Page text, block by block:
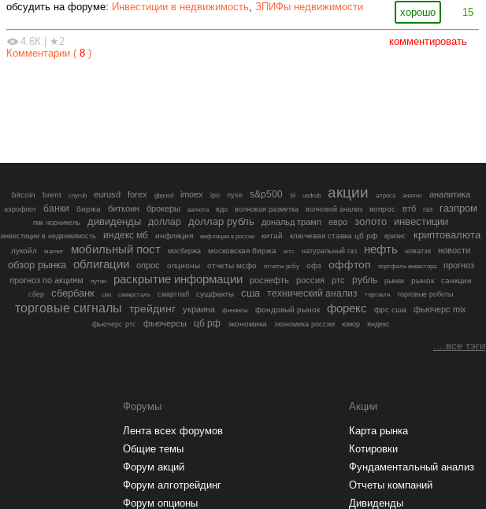
хорошо 15
обсудить на форуме: Инвестиции в недвижимость, ЗПИФы недвижимости
комментировать
4.6К
★2
Комментарии ( 8 )
bitcoin brent cnyrub eurusd forex gbpusd imoex ipo nyse s&p500 si usdrub акции алроса анализ аналитика
аэрофлот банки биржа биткоин брокеры валюта вдо волновая разметка волновой анализ вопрос втб газ газпром
гмк норникель дивиденды доллар доллар рубль дональд трамп евро золото инвестиции
инвестиции в недвижимость индекс мб инфляция инфляция в россии китай ключевая ставка цб рф кризис криптовалюта
лукойл магнит мобильный пост мосбиржа московская биржа мтс натуральный газ нефть новатэк новости
обзор рынка облигации опрос опционы отчеты мсфо отчеты рсбу офз оффтоп портфель инвестора
прогноз
прогноз по акциям
путин раскрытие информации роснефть россия ртс рубль рынки рынок санкции
сбер сбербанк сво северсталь смартлаб сущфакты сша технический анализ торговля торговые роботы
торговые сигналы трейдинг украина финансы фондовый рынок форекс фрс сша фьючерс mix
фьючерс ртс фьючерсы цб рф экономика экономика россии юмор яндекс
....все тэги
Форумы
Лента всех форумов
Общие темы
Форум акций
Форум алготрейдинг
Форум опционы
Акции
Карта рынка
Котировки
Фундаментальный анализ
Отчеты компаний
Дивиденды